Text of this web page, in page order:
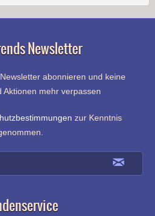
Newsletter
abonnieren und keine
Aktionen mehr verpassen
zur Kenntnis